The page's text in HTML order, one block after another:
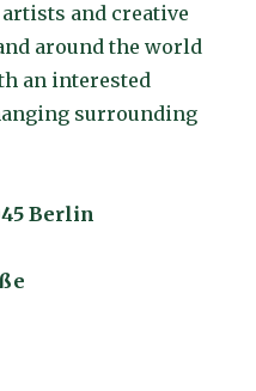
and creative
around the world
an interested
surrounding
Berlin